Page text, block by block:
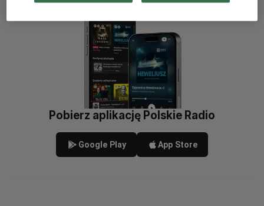
Pobierz aplikację Polskie Radio
Google Play App Store